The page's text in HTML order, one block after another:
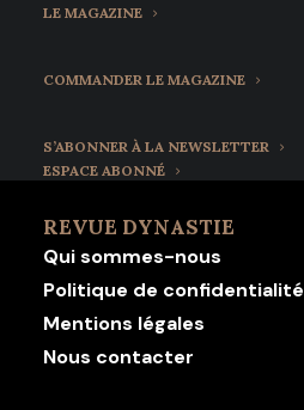
LE MAGAZINE
COMMANDER LE MAGAZINE
S’ABONNER À LA NEWSLETTER
ESPACE ABONNÉ
REVUE DYNASTIE
Qui sommes-nous
Politique de confidentialité
Mentions légales
Nous contacter